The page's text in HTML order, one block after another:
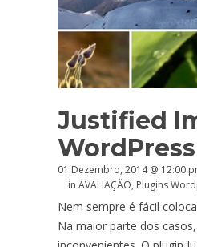
Justified
WordPress
01 Dezembro, 2014 @ 12:00
in AVALIAÇÃO, Plugins
Nem sempre é fácil
Na maior parte dos